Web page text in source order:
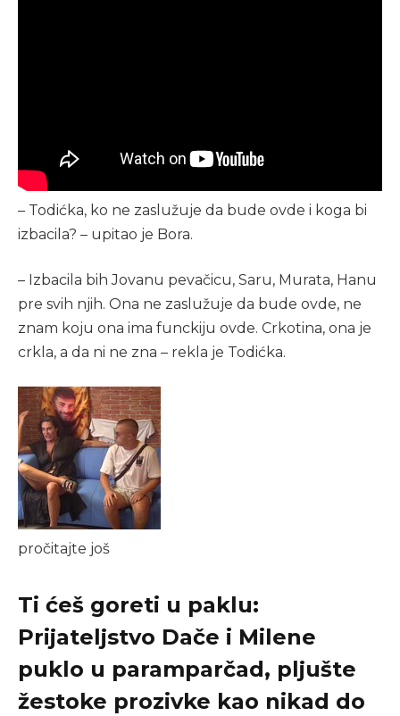
– Todićka, ko ne zaslužuje da bude ovde i koga bi
izbacila? – upitao je Bora.
– Izbacila bih Jovanu pevačicu, Saru, Murata, Hanu
pre svih njih. Ona ne zaslužuje da bude ovde, ne
znam koju ona ima funckiju ovde. Crkotina, ona je
crkla, a da ni ne zna – rekla je Todićka.
pročitajte još
Ti ćeš goreti u paklu:
Prijateljstvo Dače i Milene
puklo u paramparčad, pljušte
žestoke prozivke kao nikad do